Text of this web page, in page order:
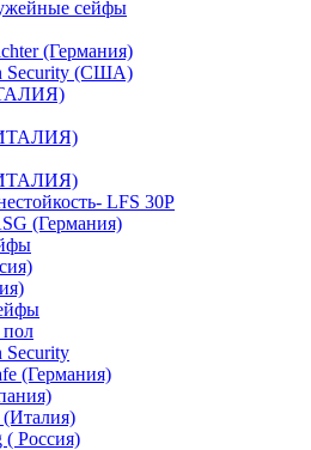
сейфы
(Германия)
Security (США)
LFS 30P
(Германия)
Security
(Германия)
(Италия)
( Россия)